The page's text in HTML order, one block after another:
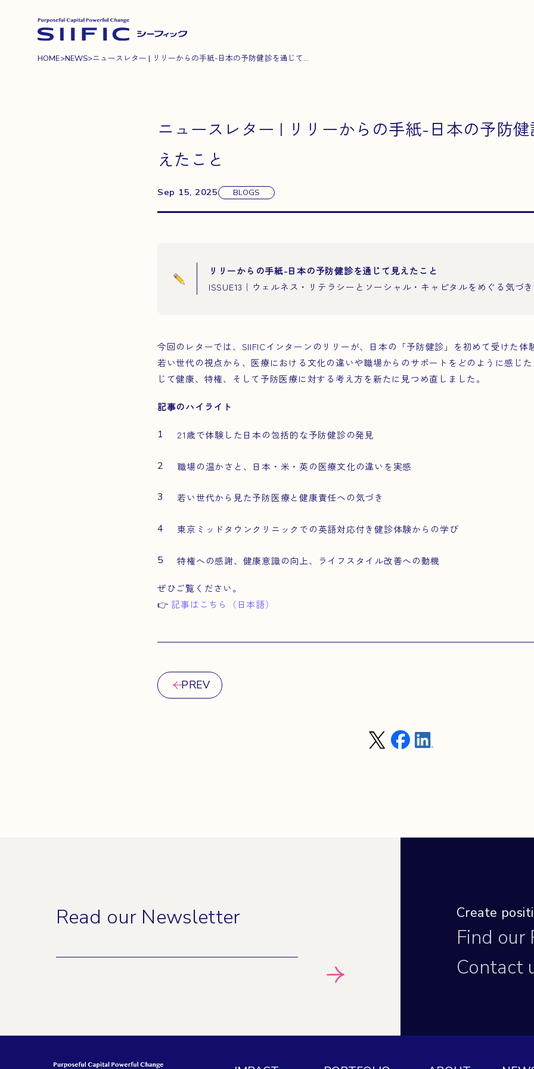
HOME>NEWS>ニュースレター | リリーからの手紙-日本の予防健診を通じて...
ニュースレター | リリーからの手紙-日本の予防
えたこと
Sep 15, 2025 BLOGS
リリーからの手紙-日本の予防健診を通じて見えたこと
ISSUE13｜ウェルネス・リテラシーとソーシャル・キャピタルをめぐる気づき
今回のレターでは、SIIFICインターンのリリーが、日本の「予防健診」を初めて受けた体
若い世代の視点から、医療における文化の違いや職場からのサポートをどのように感じ
じて健康、特権、そして予防医療に対する考え方を新たに見つめ直しました。
記事のハイライト
21歳で体験した日本の包括的な予防健診の発見
職場の温かさと、日本・米・英の医療文化の違いを実感
若い世代から見た予防医療と健康責任への気づき
東京ミッドタウンクリニックでの英語対応付き健診体験からの学び
特権への感謝、健康意識の向上、ライフスタイル改善への動機
ぜひご覧ください。
👉 記事はこちら（日本語）
PREV
Read our Newsletter Create
Find
Contact